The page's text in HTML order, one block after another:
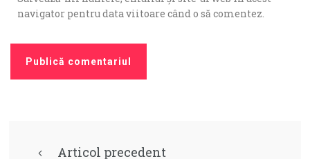
navigator pentru data viitoare când o să comentez.
Articol precedent